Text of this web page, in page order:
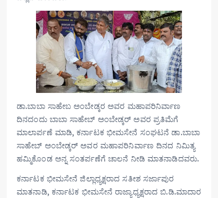
ಡಾ.ಬಾಬಾ ಸಾಹೇಬ ಅಂಬೇಡ್ಕರ ಅವರ ಮಹಾಪರಿನಿರ್ವಾಣ
ದಿನದಂದು ಬಾಬಾ ಸಾಹೇಬ್ ಅಂಬೇಡ್ಕರ್ ಅವರ ಪ್ರತಿಮೆಗೆ
ಮಾಲಾರ್ಪಣೆ ಮಾಡಿ, ಕರ್ನಾಟಕ ಭೀಮಸೇನೆ ಸಂಘಟನೆ ಡಾ.ಬಾಬಾ
ಸಾಹೇಬ್ ಅಂಬೇಡ್ಕರ್ ಅವರ ಮಹಾಪರಿನಿರ್ವಾಣ ದಿನದ ನಿಮಿತ್ಯ
ಹಮ್ಮಿಕೊಂಡ ಅನ್ನ ಸಂತರ್ಪಣೆಗೆ ಚಾಲನೆ ನೀಡಿ ಮಾತನಾಡಿದವರು.
ಕರ್ನಾಟಕ ಭೀಮಸೇನೆ ಜಿಲ್ಲಾಧ್ಯಕ್ಷರಾದ ಸತೀಶ ಸರ್ಜಾಪುರ
ಮಾತನಾಡಿ, ಕರ್ನಾಟಕ ಭೀಮಸೇನೆ ರಾಜ್ಯಾಧ್ಯಕ್ಷರಾದ ಬಿ.ಡಿ.ಮಾದಾರ